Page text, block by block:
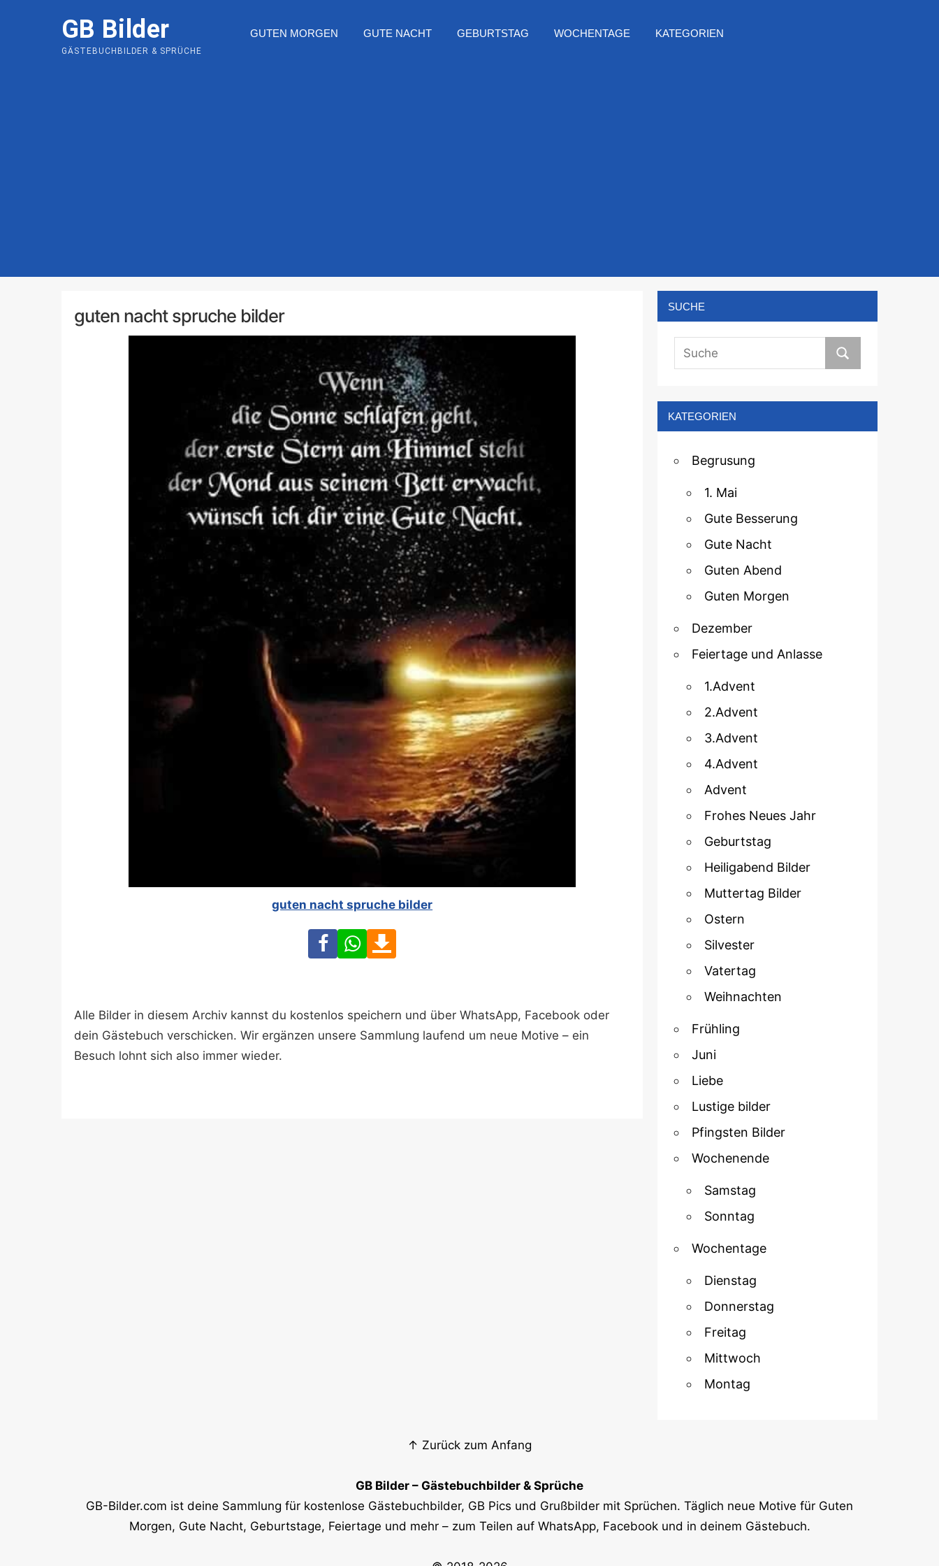
GB Bilder
GÄSTEBUCHBILDER & SPRÜCHE
GUTEN MORGEN GUTE NACHT GEBURTSTAG WOCHENTAGE KATEGORIEN
guten nacht spruche bilder
guten nacht spruche bilder
FacebookWhatsApp
Alle Bilder in diesem Archiv kannst du kostenlos speichern und über WhatsApp, Facebook oder
dein Gästebuch verschicken. Wir ergänzen unsere Sammlung laufend um neue Motive – ein
Besuch lohnt sich also immer wieder.
SUCHE
KATEGORIEN
Begrusung
1. Mai
Gute Besserung
Gute Nacht
Guten Abend
Guten Morgen
Dezember
Feiertage und Anlasse
1.Advent
2.Advent
3.Advent
4.Advent
Advent
Frohes Neues Jahr
Geburtstag
Heiligabend Bilder
Muttertag Bilder
Ostern
Silvester
Vatertag
Weihnachten
Frühling
Juni
Liebe
Lustige bilder
Pfingsten Bilder
Wochenende
Samstag
Sonntag
Wochentage
Dienstag
Donnerstag
Freitag
Mittwoch
Montag
↑ Zurück zum Anfang
GB Bilder – Gästebuchbilder & Sprüche
GB-Bilder.com ist deine Sammlung für kostenlose Gästebuchbilder, GB Pics und Grußbilder mit Sprüchen. Täglich neue Motive für Guten
Morgen, Gute Nacht, Geburtstage, Feiertage und mehr – zum Teilen auf WhatsApp, Facebook und in deinem Gästebuch.